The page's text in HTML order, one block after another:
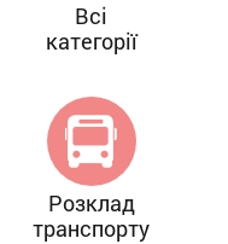
Всі
категорії
Розклад
транспорту